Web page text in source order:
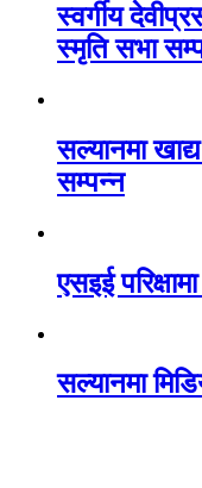
स्वर्गीय
स्मृति सभा
सल्यानमा
सम्पन्न
एसइई
सल्यानमा